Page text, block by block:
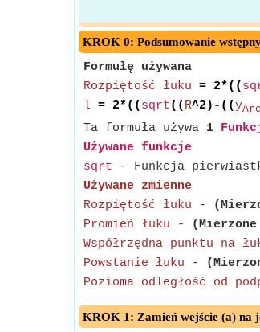
KROK 0: Podsumowanie
Formułę używana
Rozpiętość łuku = 2*((
l = 2*(( sqrt(( R^2)-((y
Ta formuła używa 1
Używane funkcje
sqrt - Funkcja
Używane zmienne
Rozpiętość łuku -
Promień łuku -
Współrzędna punktu na
Powstanie łuku -
Pozioma odległość od
KROK 1: Zamień wejście (a) na